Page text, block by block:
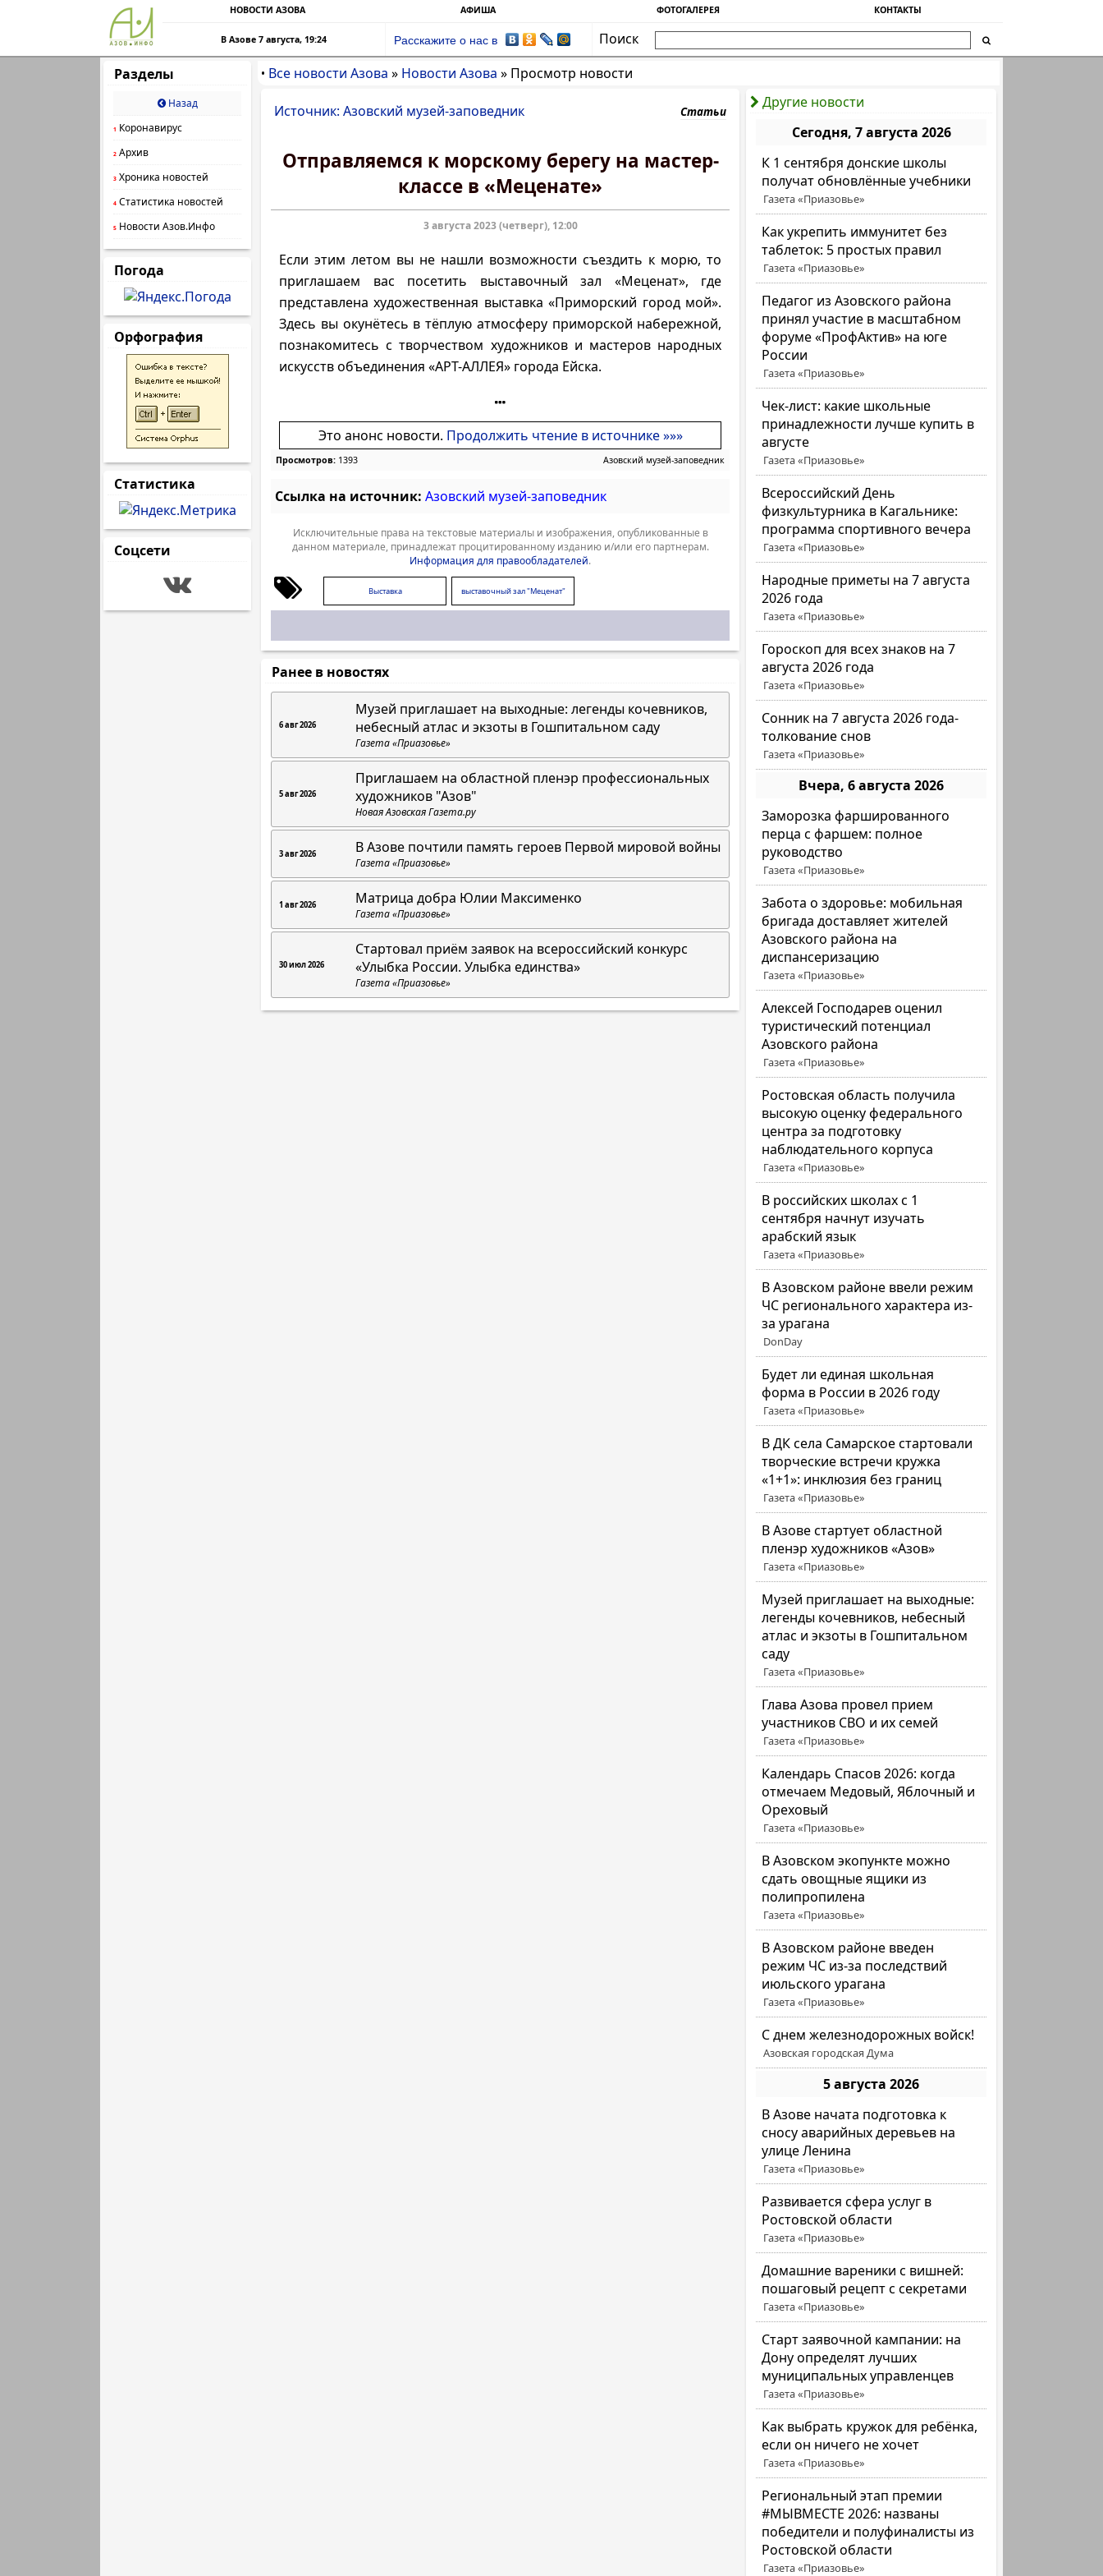
НОВОСТИ АЗОВА АФИША ФОТОГАЛЕРЕЯ КОНТАКТЫ
В Азове 7 августа, 19:24 Расскажите о нас в
Поиск
Разделы
Назад
1 Коронавирус
2 Архив
3 Хроника новостей
4 Статистика новостей
5 Новости Азов.Инфо
Погода
Орфография
Статистика
Соцсети
• Все новости Азова » Новости Азова » Просмотр новости
Другие новости
Сегодня, 7 августа 2026
К 1 сентября донские школы
получат обновлённые учебники
Газета «Приазовье»
Как укрепить иммунитет без
таблеток: 5 простых правил
Газета «Приазовье»
Педагог из Азовского района
принял участие в масштабном
форуме «ПрофАктив» на юге
России
Газета «Приазовье»
Чек-лист: какие школьные
принадлежности лучше купить в
августе
Газета «Приазовье»
Всероссийский День
физкультурника в Кагальнике:
программа спортивного вечера
Газета «Приазовье»
Народные приметы на 7 августа
2026 года
Газета «Приазовье»
Гороскоп для всех знаков на 7
августа 2026 года
Газета «Приазовье»
Сонник на 7 августа 2026 года-
толкование снов
Газета «Приазовье»
Вчера, 6 августа 2026
Заморозка фаршированного
перца с фаршем: полное
руководство
Газета «Приазовье»
Забота о здоровье: мобильная
бригада доставляет жителей
Азовского района на
диспансеризацию
Газета «Приазовье»
Алексей Господарев оценил
туристический потенциал
Азовского района
Газета «Приазовье»
Ростовская область получила
высокую оценку федерального
центра за подготовку
наблюдательного корпуса
Газета «Приазовье»
В российских школах с 1
сентября начнут изучать
арабский язык
Газета «Приазовье»
В Азовском районе ввели режим
ЧС регионального характера из-
за урагана
DonDay
Будет ли единая школьная
форма в России в 2026 году
Газета «Приазовье»
В ДК села Самарское стартовали
творческие встречи кружка
«1+1»: инклюзия без границ
Газета «Приазовье»
В Азове стартует областной
пленэр художников «Азов»
Газета «Приазовье»
Музей приглашает на выходные:
легенды кочевников, небесный
атлас и экзоты в Гошпитальном
саду
Газета «Приазовье»
Глава Азова провел прием
участников СВО и их семей
Газета «Приазовье»
Календарь Спасов 2026: когда
отмечаем Медовый, Яблочный и
Ореховый
Газета «Приазовье»
В Азовском экопункте можно
сдать овощные ящики из
полипропилена
Газета «Приазовье»
В Азовском районе введен
режим ЧС из-за последствий
июльского урагана
Газета «Приазовье»
С днем железнодорожных войск!
Азовская городская Дума
5 августа 2026
В Азове начата подготовка к
сносу аварийных деревьев на
улице Ленина
Газета «Приазовье»
Развивается сфера услуг в
Ростовской области
Газета «Приазовье»
Домашние вареники с вишней:
пошаговый рецепт с секретами
Газета «Приазовье»
Старт заявочной кампании: на
Дону определят лучших
муниципальных управленцев
Газета «Приазовье»
Как выбрать кружок для ребёнка,
если он ничего не хочет
Газета «Приазовье»
Региональный этап премии
#МЫВМЕСТЕ 2026: названы
победители и полуфиналисты из
Ростовской области
Газета «Приазовье»
Источник: Азовский музей-заповедник Статьи
Отправляемся к морскому берегу на мастер-
классе в «Меценате»
3 августа 2023 (четверг), 12:00
Если этим летом вы не нашли возможности съездить к морю, то
приглашаем вас посетить выставочный зал «Меценат», где
представлена художественная выставка «Приморский город мой».
Здесь вы окунётесь в тёплую атмосферу приморской набережной,
познакомитесь с творчеством художников и мастеров народных
искусств объединения «АРТ-АЛЛЕЯ» города Ейска.
Это анонс новости. Продолжить чтение в источнике »»»
Просмотров: 1393 Азовский музей-заповедник
Ссылка на источник: Азовский музей-заповедник
Исключительные права на текстовые материалы и изображения, опубликованные в
данном материале, принадлежат процитированному изданию и/или его партнерам.
Информация для правообладателей.
Выставка выставочный зал "Меценат"
Ранее в новостях
6 авг 2026
Музей приглашает на выходные: легенды кочевников,
небесный атлас и экзоты в Гошпитальном саду
Газета «Приазовье»
5 авг 2026
Приглашаем на областной пленэр профессиональных
художников "Азов"
Новая Азовская Газета.ру
3 авг 2026 В Азове почтили память героев Первой мировой войны
Газета «Приазовье»
1 авг 2026 Матрица добра Юлии Максименко
Газета «Приазовье»
30 июл 2026
Стартовал приём заявок на всероссийский конкурс
«Улыбка России. Улыбка единства»
Газета «Приазовье»